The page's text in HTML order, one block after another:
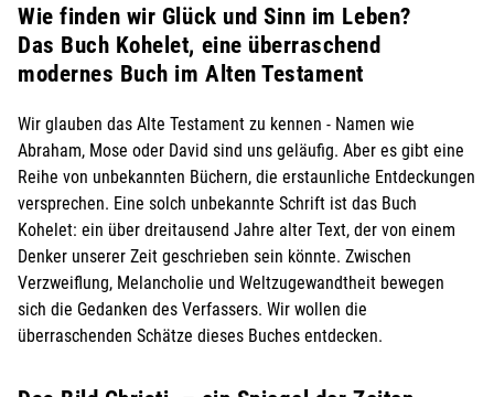
Wie finden wir Glück und Sinn im Leben?
Das Buch Kohelet, eine überraschend
modernes Buch im Alten Testament
Wir glauben das Alte Testament zu kennen - Namen wie
Abraham, Mose oder David sind uns geläufig. Aber es gibt eine
Reihe von unbekannten Büchern, die erstaunliche Entdeckungen
versprechen. Eine solch unbekannte Schrift ist das Buch
Kohelet: ein über dreitausend Jahre alter Text, der von einem
Denker unserer Zeit geschrieben sein könnte. Zwischen
Verzweiflung, Melancholie und Weltzugewandtheit bewegen
sich die Gedanken des Verfassers. Wir wollen die
überraschenden Schätze dieses Buches entdecken.